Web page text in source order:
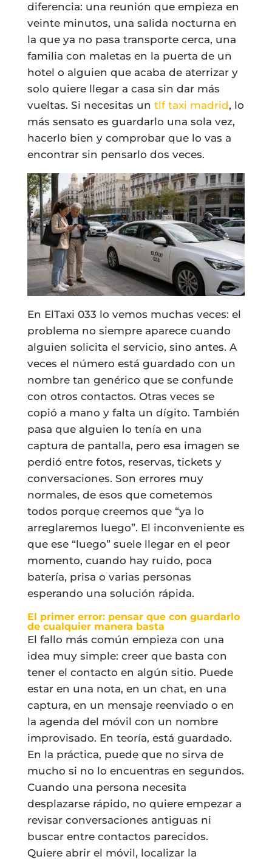
diferencia: una reunión que empieza en
veinte minutos, una salida nocturna en
la que ya no pasa transporte cerca, una
familia con maletas en la puerta de un
hotel o alguien que acaba de aterrizar y
solo quiere llegar a casa sin dar más
vueltas. Si necesitas un tlf taxi madrid, lo
más sensato es guardarlo una sola vez,
hacerlo bien y comprobar que lo vas a
encontrar sin pensarlo dos veces.
En ElTaxi 033 lo vemos muchas veces: el
problema no siempre aparece cuando
alguien solicita el servicio, sino antes. A
veces el número está guardado con un
nombre tan genérico que se confunde
con otros contactos. Otras veces se
copió a mano y falta un dígito. También
pasa que alguien lo tenía en una
captura de pantalla, pero esa imagen se
perdió entre fotos, reservas, tickets y
conversaciones. Son errores muy
normales, de esos que cometemos
todos porque creemos que “ya lo
arreglaremos luego”. El inconveniente es
que ese “luego” suele llegar en el peor
momento, cuando hay ruido, poca
batería, prisa o varias personas
esperando una solución rápida.
El primer error: pensar que con guardarlo
de cualquier manera basta
El fallo más común empieza con una
idea muy simple: creer que basta con
tener el contacto en algún sitio. Puede
estar en una nota, en un chat, en una
captura, en un mensaje reenviado o en
la agenda del móvil con un nombre
improvisado. En teoría, está guardado.
En la práctica, puede que no sirva de
mucho si no lo encuentras en segundos.
Cuando una persona necesita
desplazarse rápido, no quiere empezar a
revisar conversaciones antiguas ni
buscar entre contactos parecidos.
Quiere abrir el móvil, localizar la